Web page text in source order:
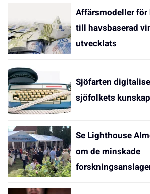
Affärsmodeller
till havsbaserad
utvecklats
Sjöfarten
sjöfolkets
Se Lighthouse
om de minskade